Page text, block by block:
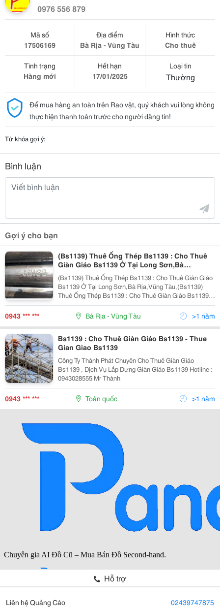
0976 556 879
Mã số
17506169
Địa điểm
Bà Rịa - Vũng Tàu
Hình thức
Cho thuê
Tình trạng
Hàng mới
Hết hạn
17/01/2025
Loại tin
Thường
Để mua hàng an toàn trên Rao vặt, quý khách vui lòng không
thực hiện thanh toán trước cho người đăng tin!
Từ khóa gợi ý:
Bình luận
Gợi ý cho bạn
(Bs1139) Thuê Ống Thép Bs1139 : Cho Thuê
Giàn Giáo Bs1139 Ở Tại Long Sơn,Bà
Rịa,Vũng Tàu
(Bs1139) Thuê Ống Thép Bs1139 : Cho Thuê Giàn Giáo
Bs1139 Ở Tại Long Sơn,Bà Rịa,Vũng Tàu,(Bs1139)
Thuê Ống Thép Bs1139 : Cho Thuê Giàn Giáo Bs1139
Ở Tại Long Sơn,Bà Rịa,Vũng Tàu,(Bs1139) Thuê Ống
Thép Bs1139 : Cho Thuê Giàn Giáo Bs1139 Ở Tại
0943 *** *** Bà Rịa - Vũng Tàu >1 năm
Bs1139 : Cho Thuê Giàn Giáo Bs1139 - Thue
Gian Giao Bs1139
Công Ty Thành Phát Chuyên Cho Thuê Giàn Giáo
Bs1139 , Dịch Vụ Lắp Dựng Giàn Giáo Bs1139 Hotline :
0943028555 Mr Thành
0943 *** *** Toàn quốc >1 năm
Hỗ trợ
Liên hệ Quảng Cáo 02439747875